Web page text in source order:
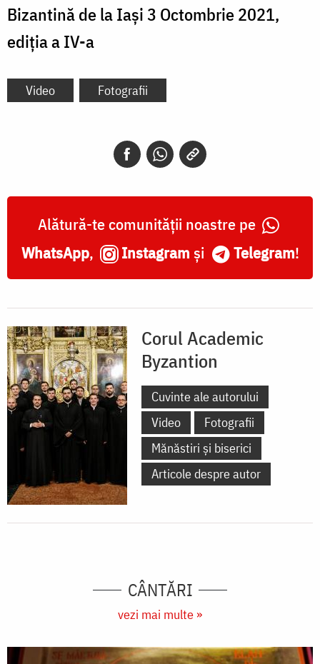
Bizantină de la Iași 3 Octombrie 2021,
ediția a IV-a
Video Fotografii
Alătură-te comunității noastre pe
WhatsApp, Instagram și Telegram!
Corul Academic
Byzantion
Cuvinte ale autorului
Video
Fotografii
Mănăstiri și biserici
Articole despre autor
CÂNTĂRI
vezi mai multe »